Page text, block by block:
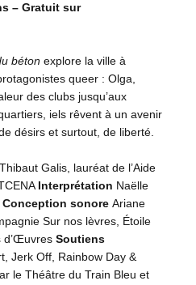
– Gratuit sur
béton explore la ville à
queer : Olga,
des clubs jusqu’aux
iels rêvent à un avenir
désirs et surtout, de liberté.
Thibaut Galis, lauréat de l’Aide
Interprétation Naëlle
Conception sonore Ariane
Sur nos lèvres, Étoile
d’Œuvres Soutiens
Jerk Off, Rainbow Day &
le Théâtre du Train Bleu et